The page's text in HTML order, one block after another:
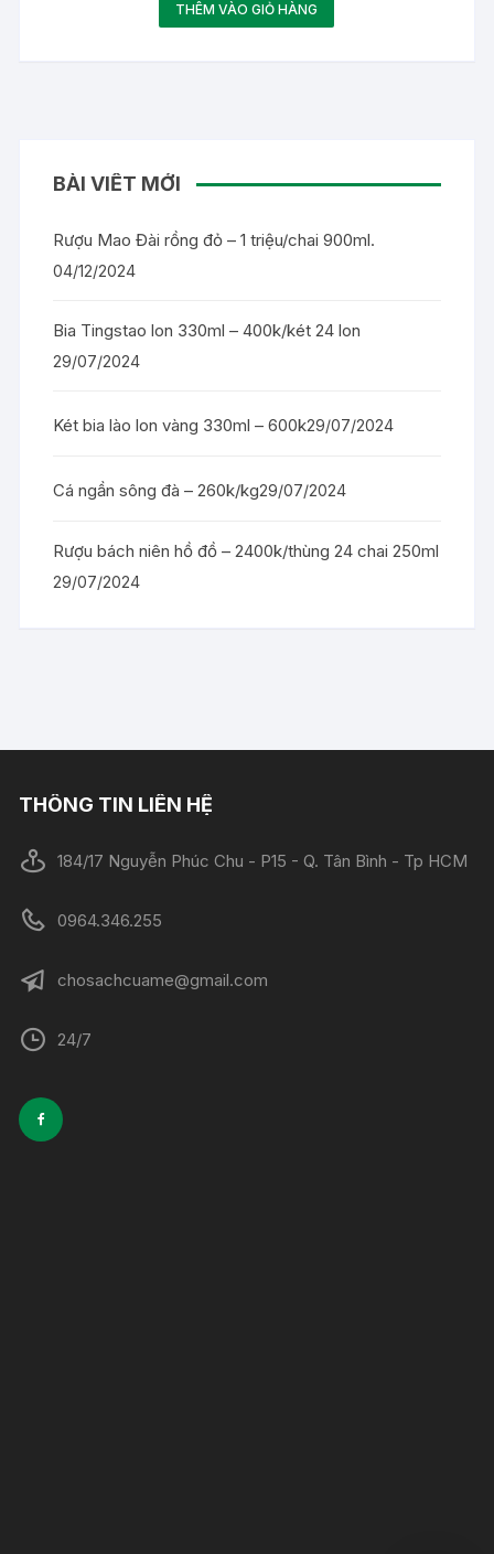
THÊM VÀO GIỎ HÀNG
BÀI VIẾT MỚI
Rượu Mao Đài rồng đỏ – 1 triệu/chai 900ml.
04/12/2024
Bia Tingstao lon 330ml – 400k/két 24 lon
29/07/2024
Két bia lào lon vàng 330ml – 600k29/07/2024
Cá ngần sông đà – 260k/kg29/07/2024
Rượu bách niên hồ đồ – 2400k/thùng 24 chai 250ml
29/07/2024
THÔNG TIN LIÊN HỆ
184/17 Nguyễn Phúc Chu - P15 - Q. Tân Bình - Tp HCM
0964.346.255
chosachcuame@gmail.com
24/7